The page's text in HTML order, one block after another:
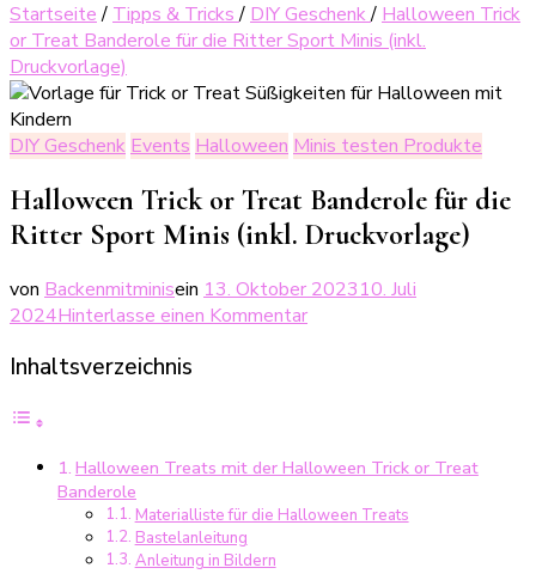
Startseite / Tipps & Tricks/ DIY Geschenk/ Halloween Trick
or Treat Banderole für die Ritter Sport Minis (inkl.
Druckvorlage)
DIY Geschenk Events Halloween Minis testen Produkte
Halloween Trick or Treat Banderole für die
Ritter Sport Minis (inkl. Druckvorlage)
von Backenmitminisein 13. Oktober 202310. Juli
2024Hinterlasse einen Kommentarzu
für
Ritter
Inhaltsverzeichnis
Halloween Treats mit der Halloween Trick or Treat
Banderole
Materialliste für die Halloween Treats
Bastelanleitung
Anleitung in Bildern